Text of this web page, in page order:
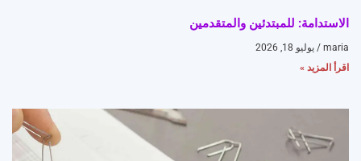
الاستدامة: للمبتدئين والمتقدمين
maria
يوليو 18, 2026
اقرأ المزيد »